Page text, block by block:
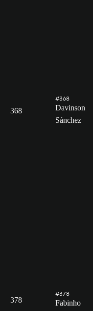
368
#368
Davinson
Sánchez
378
#378
Fabinho